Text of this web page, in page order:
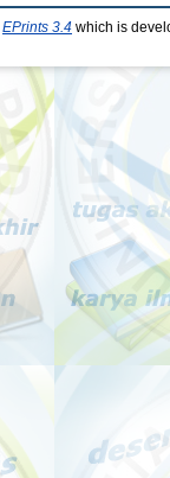
EPrints 3.4 which is